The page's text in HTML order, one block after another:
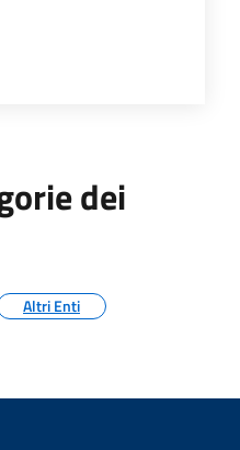
TRASPARENZA
dei
Altri Enti